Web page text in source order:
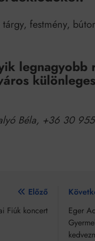
festmény,
legnagyobb
Béla, +36 30
Előző
Fiúk koncert
Eger